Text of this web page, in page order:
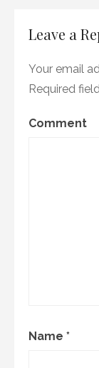
Leave a
Your email
Required
Comment
Name *